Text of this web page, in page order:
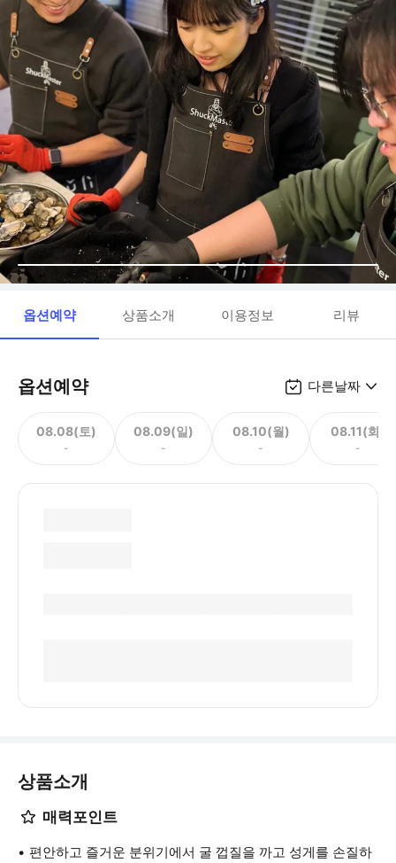
옵션예약 상품소개 이용정보 리뷰
옵션예약 다른날짜
08.08(토)
-
08.09(일)
-
08.10(월)
-
08.11(화)
-
상품소개
매력포인트
편안하고 즐거운 분위기에서 굴 껍질을 까고 성게를 손질하